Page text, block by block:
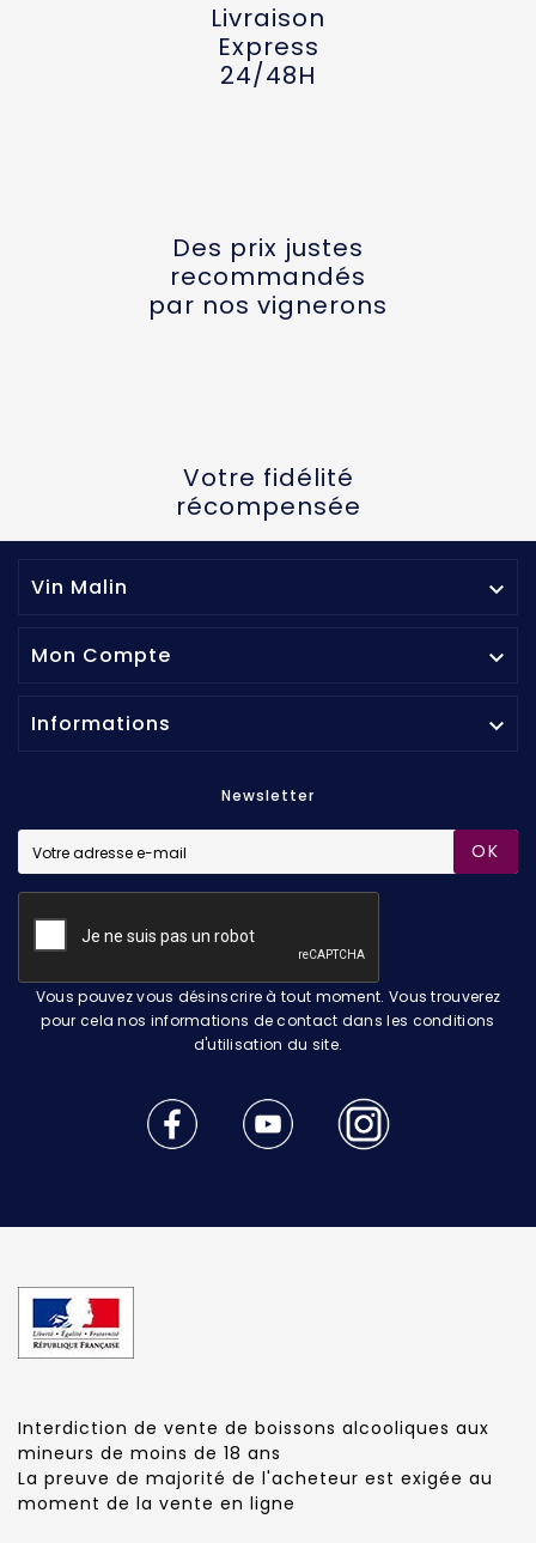
Livraison
Express
24/48H
Des prix justes
recommandés
par nos vignerons
Votre fidélité
récompensée
Vin Malin 
Mon Compte 
Informations 
Newsletter
OK
Vous pouvez vous désinscrire à tout moment. Vous trouverez
pour cela nos informations de contact dans les conditions
d'utilisation du site.
Interdiction de vente de boissons alcooliques aux
mineurs de moins de 18 ans
La preuve de majorité de l'acheteur est exigée au
moment de la vente en ligne